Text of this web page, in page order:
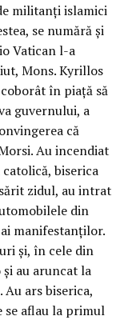
militanţi islamici
se numără şi
Vatican l-a
Mons. Kyrillos
în piaţă să
guvernului, a
că
Au incendiat
biserica
zidul, au intrat
din
manifestanţilor.
şi, în cele din
au aruncat la
ars biserica,
se aflau la primul